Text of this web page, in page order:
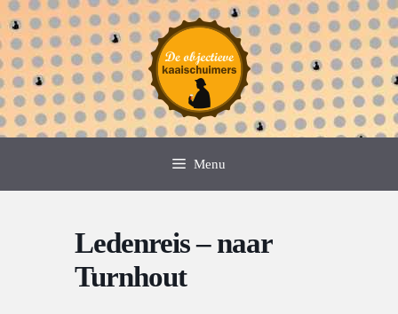
Spring
naar
de
inhoud
Menu
Ledenreis – naar
Turnhout